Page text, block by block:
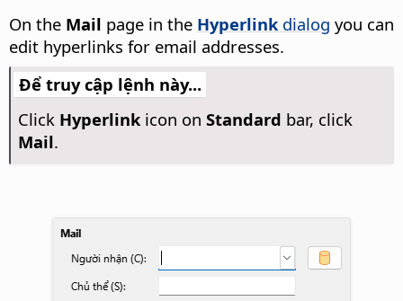
On the Mail page in the Hyperlinkdialog you can
edit hyperlinks for email addresses.
Để truy cập lệnh này...
Click Hyperlinkicon on Standard bar, click
Mail.